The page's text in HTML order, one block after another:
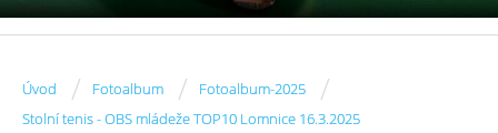
Úvod / Fotoalbum / Fotoalbum-2025 /
Stolní tenis - OBS mládeže TOP10 Lomnice 16.3.2025